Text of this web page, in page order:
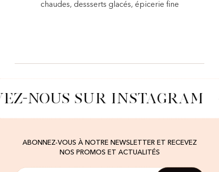
chaudes, dessserts glacés, épicerie fine
NOUS SUR INSTAGRAM
ABONNEZ-VOUS À NOTRE NEWSLETTER ET RECEVEZ
NOS PROMOS ET ACTUALITÉS